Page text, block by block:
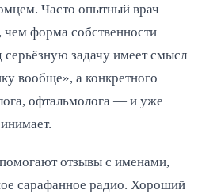
Часто опытный врач
форма собственности
задачу имеет смысл
вообще», а конкретного
офтальмолога — и уже
отзывы с именами,
сарафанное радио. Хороший